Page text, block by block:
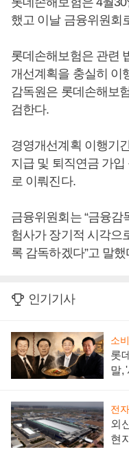
했고 이날 금융위원회
롯데손해보험은 관련
개선계획을 충실히 이
감독원은 롯데손해보
검한다.
경영개선계획 이행기
지급 및 퇴직연금 가
로 이뤄진다.
금융위원회는 “금융
험사가 장기적 시각으
록 감독하겠다”고 말
인기기사
소
롯
말,
전
외
현